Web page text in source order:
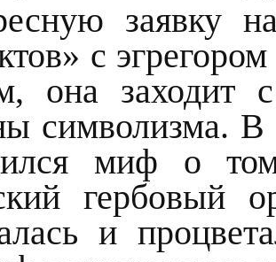
заявку
с
она заходит
символизма. В
миф о
гербовый
и